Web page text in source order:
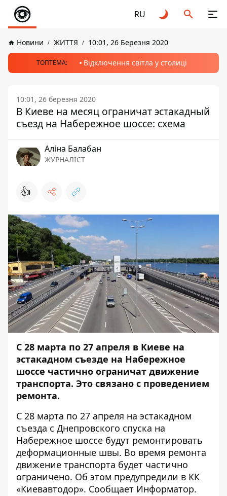
RU
Новини ЖИТТЯ 10:01, 26 Березня 2020
ТОПТЕМА: Відключення світла у столиці
10:01, 26 березня 2020
В Киеве на месяц ограничат эстакадный
съезд на Набережное шоссе: схема
Аліна Балабан
ЖУРНАЛІСТ
👍
С 28 марта по 27 апреля в Киеве на
эстакадном съезде на Набережное
шоссе частично ограничат движение
транспорта. Это связано с проведением
ремонта.
С 28 марта по 27 апреля на эстакадном
съезда с Днепровского спуска на
Набережное шоссе будут ремонтировать
деформационные швы. Во время ремонта
движение транспорта будет частично
ограничено. Об этом предупредили в КК
«Киевавтодор». Сообщает Информатор.